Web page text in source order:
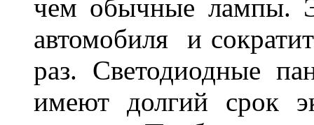
чем обычные лампы.
автомобиля и
раз. Светодиодные
имеют долгий срок